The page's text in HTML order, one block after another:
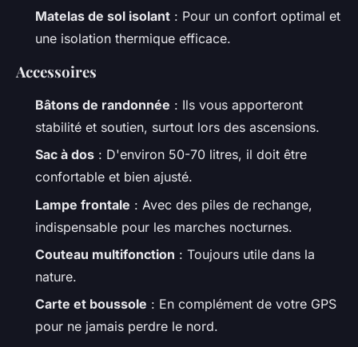
Matelas de sol isolant : Pour un confort optimal et
une isolation thermique efficace.
Accessoires
Bâtons de randonnée : Ils vous apporteront
stabilité et soutien, surtout lors des ascensions.
Sac à dos : D'environ 50-70 litres, il doit être
confortable et bien ajusté.
Lampe frontale : Avec des piles de rechange,
indispensable pour les marches nocturnes.
Couteau multifonction : Toujours utile dans la
nature.
Carte et boussole : En complément de votre GPS
pour ne jamais perdre le nord.